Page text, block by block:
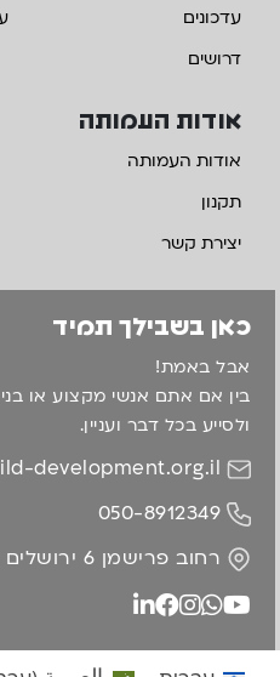
אודות העמותה
אודות העמותה
תקנון
יצירת קשר
עדכונים
דרושים
כאן בשבילך תמיד
אבל באמת!
בין אם אתם אנשי מקצוע או
ולסייע בכל דבר ועניין.
development.org.il
050-8912349
רחוב פרישמן 6 ירושלים